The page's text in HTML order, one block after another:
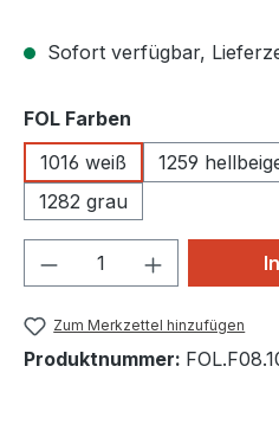
Sofort verfügbar,
FOL Farben
1016 weiß
1259
1282 grau
Produkt Anzahl:
Zum Merkzettel hinzufügen
Produktnummer: